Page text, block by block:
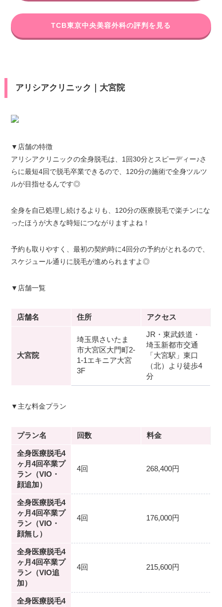
TCB東京中央美容外科の評判を見る
アリシアクリニック｜大宮院
▼店舗の特徴
アリシアクリニックの全身脱毛は、1回30分とスピーディー♪さ
らに最短4回で脱毛卒業できるので、120分の施術で全身ツルツ
ルが目指せるんです◎
全身を自己処理し続けるよりも、120分の医療脱毛で楽チンにな
ったほうが大きな時短につながりますよね！
予約も取りやすく、最初の契約時に4回分の予約がとれるので、
スケジュール通りに脱毛が進められますよ◎
▼店舗一覧
店舗名 住所 アクセス
大宮院
埼玉県さいたま
市大宮区大門町2-
1-1エキニア大宮
3F
JR・東武鉄道・
埼玉新都市交通
「大宮駅」東口
（北）より徒歩4
分
▼主な料金プラン
プラン名 回数 料金
全身医療脱毛4
ヶ月4回卒業プ
ラン（VIO・
顔追加）
4回 268,400円
全身医療脱毛4
ヶ月4回卒業プ
ラン（VIO・
顔無し）
4回 176,000円
全身医療脱毛4
ヶ月4回卒業プ
ラン（VIO追
加）
4回 215,600円
全身医療脱毛4